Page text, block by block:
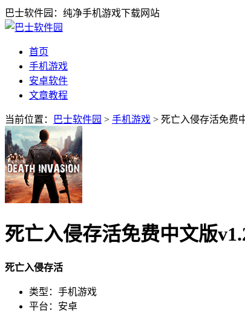
巴士软件园：纯净手机游戏下载网站
首页
手机游戏
安卓软件
文章教程
当前位置： 巴士软件园 > 手机游戏 > 死亡入侵存活免费
死亡入侵存活免费中文版
死亡入侵存活
类型：手机游戏
平台：安卓